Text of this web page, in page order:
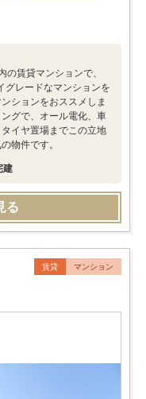
の賃貸マンションで、
グレードなマンションを
ションをおススメしま
グで、オール電化、車
イヤ置場までこの立地
物件です。
建
る
賃貸 マンション